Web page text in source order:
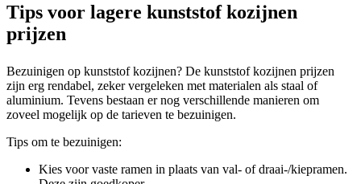
Tips voor lagere kunststof kozijnen
prijzen
Bezuinigen op kunststof kozijnen? De kunststof kozijnen prijzen
zijn erg rendabel, zeker vergeleken met materialen als staal of
aluminium. Tevens bestaan er nog verschillende manieren om
zoveel mogelijk op de tarieven te bezuinigen.
Tips om te bezuinigen:
Kies voor vaste ramen in plaats van val- of draai-/kiepramen.